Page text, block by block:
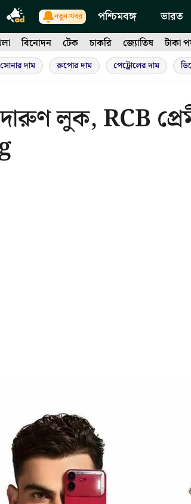
নতুন খবর পশ্চিমবঙ্গ ভারত
বিনোদন টেক চাকরি জ্যোতিষ টাকা
সোনার দাম রুপোর দাম পেট্রোলের দাম
দারুণ লুক, RCB